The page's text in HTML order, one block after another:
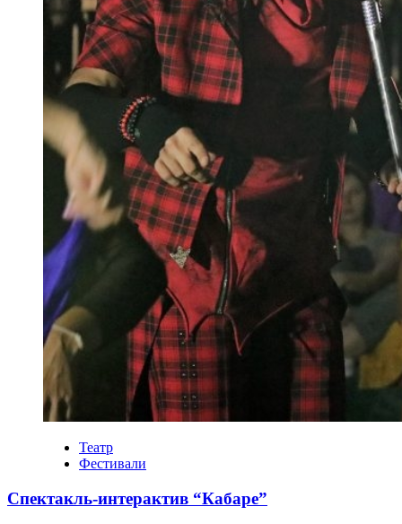
Театр
Фестивали
Спектакль-интерактив “Кабаре”